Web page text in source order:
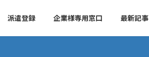
派遣登録 企業様専用窓口 最新記事